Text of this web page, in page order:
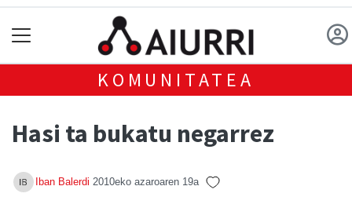
KOMUNITATEA
Hasi ta bukatu negarrez
Iban Balerdi 2010eko azaroaren 19a